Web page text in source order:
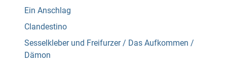
Ein Anschlag
Clandestino
Sesselkleber und Freifurzer / Das Aufkommen /
Dämon